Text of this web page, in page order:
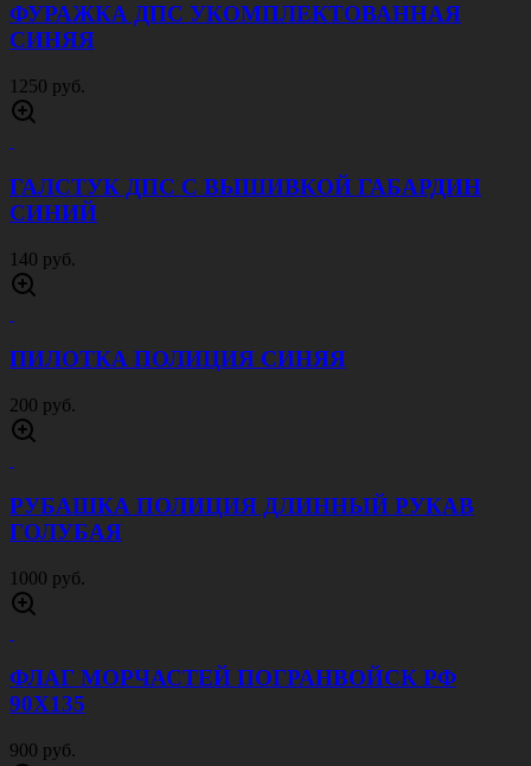
ФУРАЖКА ДПС УКОМПЛЕКТОВАННАЯ
СИНЯЯ
1250 руб.
ГАЛСТУК ДПС С ВЫШИВКОЙ ГАБАРДИН
СИНИЙ
140 руб.
ПИЛОТКА ПОЛИЦИЯ СИНЯЯ
200 руб.
РУБАШКА ПОЛИЦИЯ ДЛИННЫЙ РУКАВ
ГОЛУБАЯ
1000 руб.
ФЛАГ МОРЧАСТЕЙ ПОГРАНВОЙСК РФ
90Х135
900 руб.